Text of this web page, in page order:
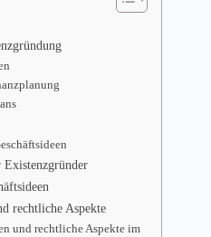
rechtliche Aspekte
und rechtliche Aspekte im